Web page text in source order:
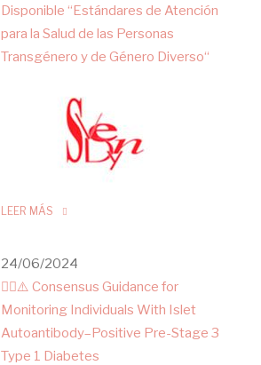
Disponible “Estándares de Atención
para la Salud de las Personas
Transgénero y de Género Diverso“
LEER MÁS
24/06/2024
✍🏻⚠️ Consensus Guidance for
Monitoring Individuals With Islet
Autoantibody–Positive Pre-Stage 3
Type 1 Diabetes